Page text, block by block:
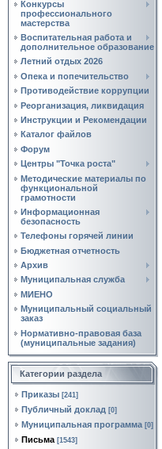
Конкурсы
профессионального
мастерства
Воспитательная работа и
дополнительное образование
Летний отдых 2026
Опека и попечительство
Противодействие коррупции
Реорганизация, ликвидация
Инструкции и Рекомендации
Каталог файлов
Форум
Центры "Точка роста"
Методические материалы по
функциональной
грамотности
Информационная
безопасность
Телефоны горячей линии
Бюджетная отчетность
Архив
Муниципальная служба
МИЕНО
Муниципальный социальный
заказ
Нормативно‑правовая база
(муниципальные задания)
Категории раздела
Приказы [241]
Публичный доклад [0]
Муниципальная программа [0]
Письма [1543]